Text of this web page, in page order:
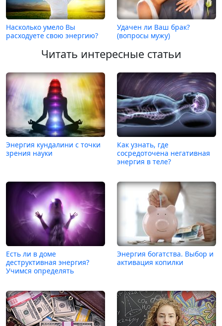
Насколько умело Вы
расходуете свою энергию?
Удачен ли Ваш брак?
(вопросы мужу)
Читать интересные статьи
Энергия кундалини с точки
зрения науки
Как узнать, где
сосредоточена негативная
энергия в теле?
Есть ли в доме
деструктивная энергия?
Учимся определять
Энергия богатства. Выбор и
активация копилки